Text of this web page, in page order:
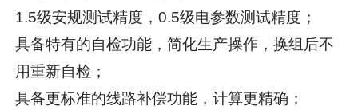
1.5级安规测试精度，0.5级电参数测试精度；
具备特有的自检功能，简化生产操作，换组后不
用重新自检；
具备更标准的线路补偿功能，计算更精确；